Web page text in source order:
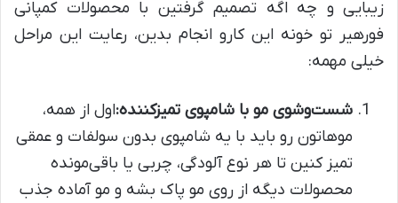
زیبایی و چه اگه تصمیم گرفتین با محصولات کمپانی
فورهیر تو خونه این کارو انجام بدین، رعایت این مراحل
خیلی مهمه:
شست‌وشوی مو با شامپوی تمیزکننده:اول از همه،
موهاتون رو باید با یه شامپوی بدون سولفات و عمقی‌
تمیز کنین تا هر نوع آلودگی، چربی یا باقی‌مونده
محصولات دیگه از روی مو پاک بشه و مو آماده جذب